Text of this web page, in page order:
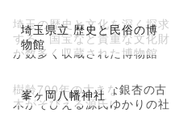
埼玉県立 歴史と民俗の博
物館
埼玉の歴史と文化を深く探求
する、国宝など貴重な文化財
が数多く収蔵された博物館
峯ヶ岡八幡神社
樹齢700年の大きな銀杏の古
木がそびえる源氏ゆかりの社